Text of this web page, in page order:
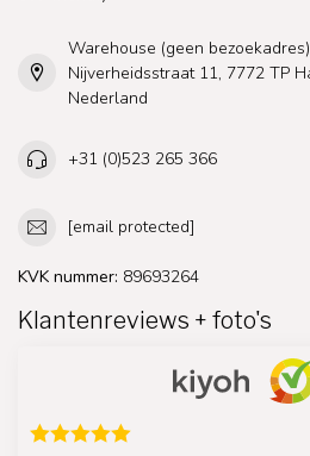
Warehouse (geen bezoekadres)
Nijverheidsstraat 11, 7772 TP
Nederland
+31 (0)523 265 366
[email protected]
KVK nummer: 89693264
Klantenreviews + foto's